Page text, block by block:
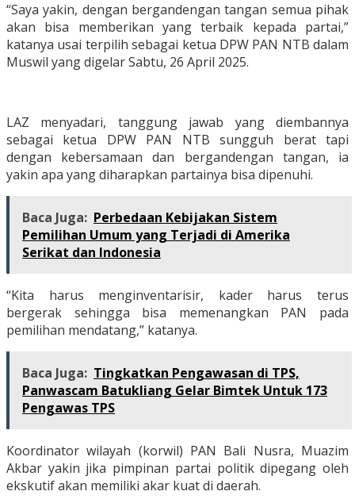
“Saya yakin, dengan bergandengan tangan semua pihak
akan bisa memberikan yang terbaik kepada partai,”
katanya usai terpilih sebagai ketua DPW PAN NTB dalam
Muswil yang digelar Sabtu, 26 April 2025.
LAZ menyadari, tanggung jawab yang diembannya
sebagai ketua DPW PAN NTB sungguh berat tapi
dengan kebersamaan dan bergandengan tangan, ia
yakin apa yang diharapkan partainya bisa dipenuhi.
Baca Juga: Perbedaan Kebijakan Sistem
Pemilihan Umum yang Terjadi di Amerika
Serikat dan Indonesia
“Kita harus menginventarisir, kader harus terus
bergerak sehingga bisa memenangkan PAN pada
pemilihan mendatang,” katanya.
Baca Juga: Tingkatkan Pengawasan di TPS,
Panwascam Batukliang Gelar Bimtek Untuk 173
Pengawas TPS
Koordinator wilayah (korwil) PAN Bali Nusra, Muazim
Akbar yakin jika pimpinan partai politik dipegang oleh
ekskutif akan memiliki akar kuat di daerah.